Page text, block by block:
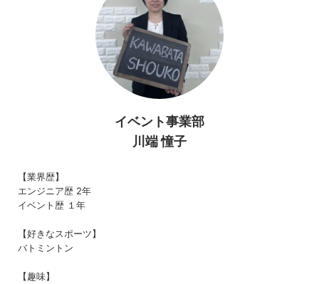
イベント事業部
川端 憧子
【業界歴】
エンジニア歴 2年
イベント歴 １年
【好きなスポーツ】
バトミントン
【趣味】